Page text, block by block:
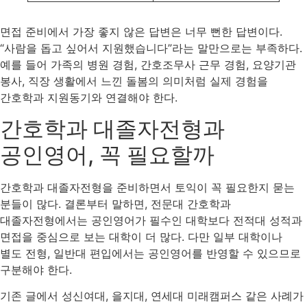
면접 준비에서 가장 좋지 않은 답변은 너무 뻔한 답변이다.
“사람을 돕고 싶어서 지원했습니다”라는 말만으로는 부족하다.
예를 들어 가족의 병원 경험, 간호조무사 근무 경험, 요양기관
봉사, 직장 생활에서 느낀 돌봄의 의미처럼 실제 경험을
간호학과 지원동기와 연결해야 한다.
간호학과 대졸자전형과
공인영어, 꼭 필요할까
간호학과 대졸자전형을 준비하면서 토익이 꼭 필요한지 묻는
분들이 많다. 결론부터 말하면, 전문대 간호학과
대졸자전형에서는 공인영어가 필수인 대학보다 전적대 성적과
면접을 중심으로 보는 대학이 더 많다. 다만 일부 대학이나
별도 전형, 일반대 편입에서는 공인영어를 반영할 수 있으므로
구분해야 한다.
기존 글에서 성신여대, 을지대, 연세대 미래캠퍼스 같은 사례가